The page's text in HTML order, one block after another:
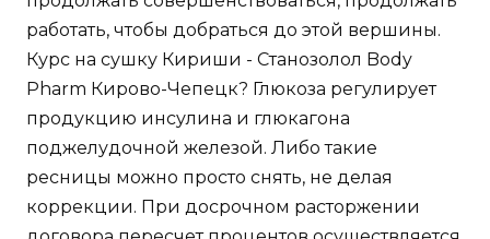
работать, чтобы добраться до этой вершины.
Курс на сушку Кириши - Станозолол Body
Pharm Кирово-Чепецк? Глюкоза регулирует
продукцию инсулина и глюкагона
поджелудочной железой. Либо такие
ресницы можно просто снять, не делая
коррекции. При досрочном расторжении